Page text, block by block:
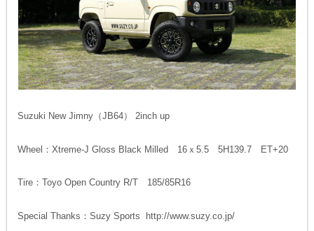
Suzuki New Jimny（JB64） 2inch up
Wheel：Xtreme-J Gloss Black Milled 16ｘ5.5 5H139.7 ET+20
Tire：Toyo Open Country R/T 185/85R16
Special Thanks：Suzy Sports http://www.suzy.co.jp/